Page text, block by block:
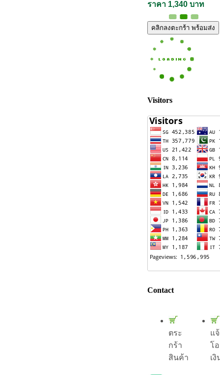
ราคา 1,340 บาท
คลิกลงตะกร้า พร้อมส่ง
Visitors
Contact
ตระ
กร้า
สินค้า
แ
โ
เงิ